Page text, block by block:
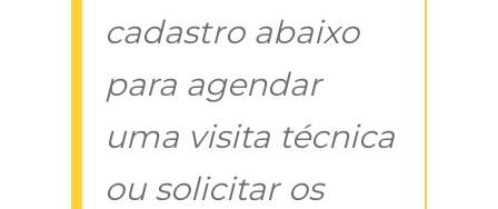
cadastro abaixo
para agendar
uma visita técnica
ou solicitar os